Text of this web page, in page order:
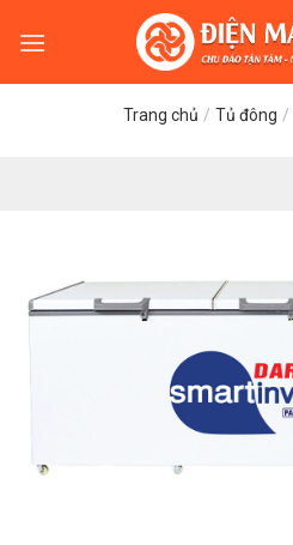
Trang chủ / Tủ đông /